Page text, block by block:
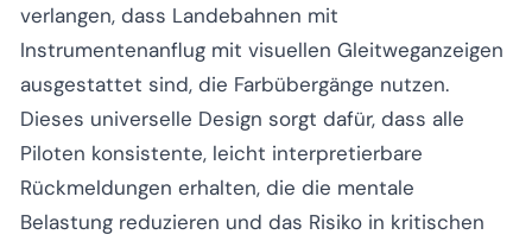
verlangen, dass Landebahnen mit
Instrumentenanflug mit visuellen Gleitweganzeigen
ausgestattet sind, die Farbübergänge nutzen.
Dieses universelle Design sorgt dafür, dass alle
Piloten konsistente, leicht interpretierbare
Rückmeldungen erhalten, die die mentale
Belastung reduzieren und das Risiko in kritischen